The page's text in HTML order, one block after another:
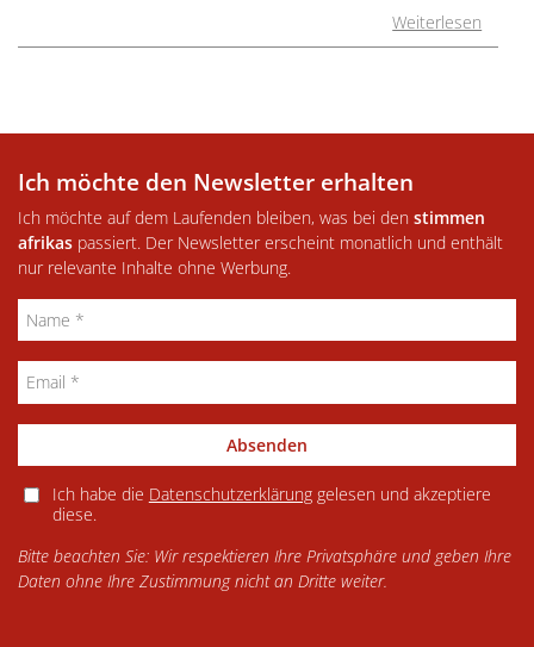
Weiterlesen
Ich möchte den Newsletter erhalten
Ich möchte auf dem Laufenden bleiben, was bei den stimmen
afrikas passiert. Der Newsletter erscheint monatlich und enthält
nur relevante Inhalte ohne Werbung.
Absenden
Ich habe die Datenschutzerklärunggelesen und akzeptiere
diese.
Bitte beachten Sie: Wir respektieren Ihre Privatsphäre und geben Ihre
Daten ohne Ihre Zustimmung nicht an Dritte weiter.